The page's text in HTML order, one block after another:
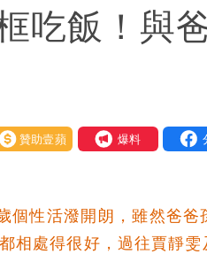
爆：乾脆給台灣統治
挑戰擴產魔咒
漲租→續約前翻臉→存證
所多少？
吃飯！與
助壹蘋 我要爆料
個性活潑開朗，雖然爸
相處得很好，過往賈靜